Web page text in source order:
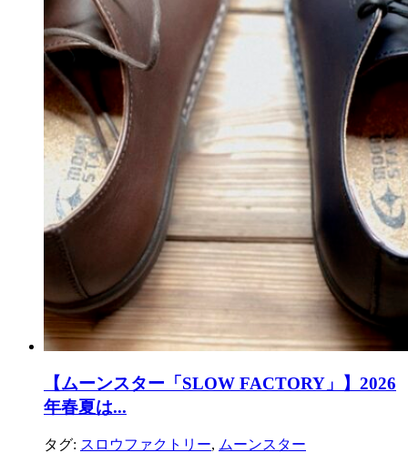
【ムーンスター「SLOW FACTORY」】2026
年春夏は...
タグ: スロウファクトリー, ムーンスター